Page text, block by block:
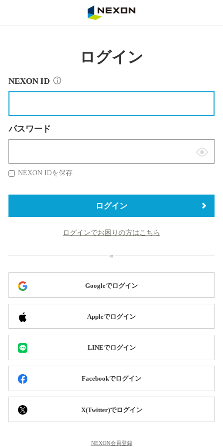
ログイン
NEXON ID
パスワード
表
替
NEXON IDを保存
ログイン
ログインでお困りの方はこちら
Googleでログイン
Appleでログイン
LINEでログイン
Facebookでログイン
X(Twitter)でログイン
NEXON会員登録